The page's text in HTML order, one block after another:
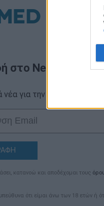
στο Newsletter
νέα για την υγεία στο mail
κατανοώ και αποδέχομαι τους
ότι είμαι άνω των 18 ετών ή